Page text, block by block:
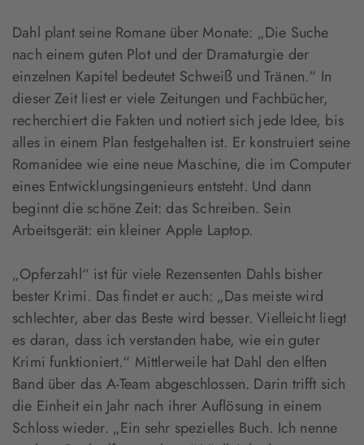
Dahl plant seine Romane über Monate: „Die Suche
nach einem guten Plot und der Dramaturgie der
einzelnen Kapitel bedeutet Schweiß und Tränen.“ In
dieser Zeit liest er viele Zeitungen und Fachbücher,
recherchiert die Fakten und notiert sich jede Idee, bis
alles in einem Plan festgehalten ist. Er konstruiert seine
Romanidee wie eine neue Maschine, die im Computer
eines Entwicklungsingenieurs entsteht. Und dann
beginnt die schöne Zeit: das Schreiben. Sein
Arbeitsgerät: ein kleiner Apple Laptop.
„Opferzahl“ ist für viele Rezensenten Dahls bisher
bester Krimi. Das findet er auch: „Das meiste wird
schlechter, aber das Beste wird besser. Vielleicht liegt
es daran, dass ich verstanden habe, wie ein guter
Krimi funktioniert.“ Mittlerweile hat Dahl den elften
Band über das A-Team abgeschlossen. Darin trifft sich
die Einheit ein Jahr nach ihrer Auflösung in einem
Schloss wieder. „Ein sehr spezielles Buch. Ich nenne